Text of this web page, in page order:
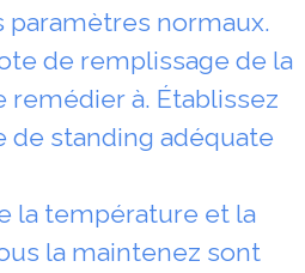
paramètres normaux.
de remplissage de la
remédier à. Établissez
standing adéquate
la température et la
la maintenez sont